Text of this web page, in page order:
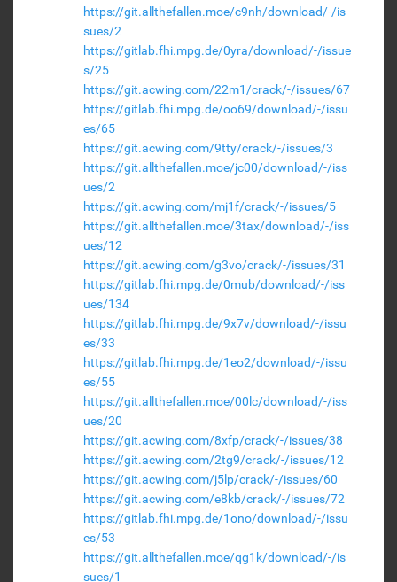
https://git.allthefallen.moe/c9nh/download/-/is
sues/2
https://gitlab.fhi.mpg.de/0yra/download/-/issue
s/25
https://git.acwing.com/22m1/crack/-/issues/67
https://gitlab.fhi.mpg.de/oo69/download/-/issu
es/65
https://git.acwing.com/9tty/crack/-/issues/3
https://git.allthefallen.moe/jc00/download/-/iss
ues/2
https://git.acwing.com/mj1f/crack/-/issues/5
https://git.allthefallen.moe/3tax/download/-/iss
ues/12
https://git.acwing.com/g3vo/crack/-/issues/31
https://gitlab.fhi.mpg.de/0mub/download/-/iss
ues/134
https://gitlab.fhi.mpg.de/9x7v/download/-/issu
es/33
https://gitlab.fhi.mpg.de/1eo2/download/-/issu
es/55
https://git.allthefallen.moe/00lc/download/-/iss
ues/20
https://git.acwing.com/8xfp/crack/-/issues/38
https://git.acwing.com/2tg9/crack/-/issues/12
https://git.acwing.com/j5lp/crack/-/issues/60
https://git.acwing.com/e8kb/crack/-/issues/72
https://gitlab.fhi.mpg.de/1ono/download/-/issu
es/53
https://git.allthefallen.moe/qg1k/download/-/is
sues/1